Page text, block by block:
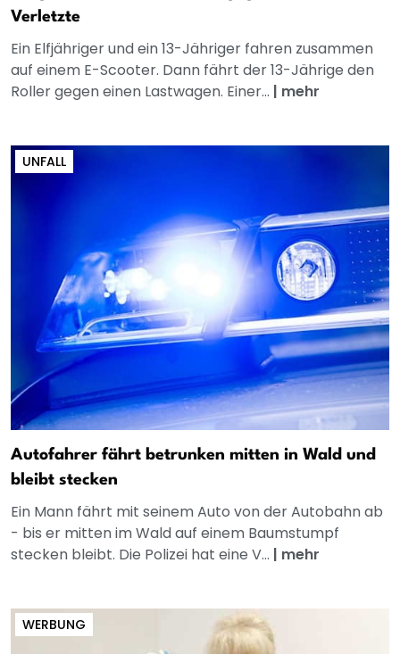
Verletzte
Ein Elfjähriger und ein 13-Jähriger fahren zusammen
auf einem E-Scooter. Dann fährt der 13-Jährige den
Roller gegen einen Lastwagen. Einer... | mehr
UNFALL
Autofahrer fährt betrunken mitten in Wald und
bleibt stecken
Ein Mann fährt mit seinem Auto von der Autobahn ab
- bis er mitten im Wald auf einem Baumstumpf
stecken bleibt. Die Polizei hat eine V... | mehr
WERBUNG